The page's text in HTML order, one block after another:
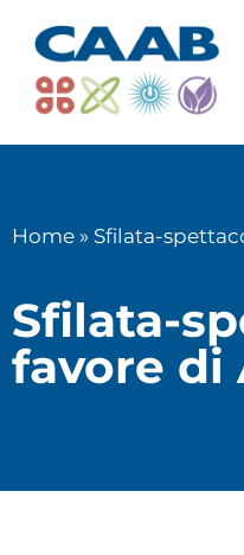
Home » Sfilata-
Sfilata-
favore di